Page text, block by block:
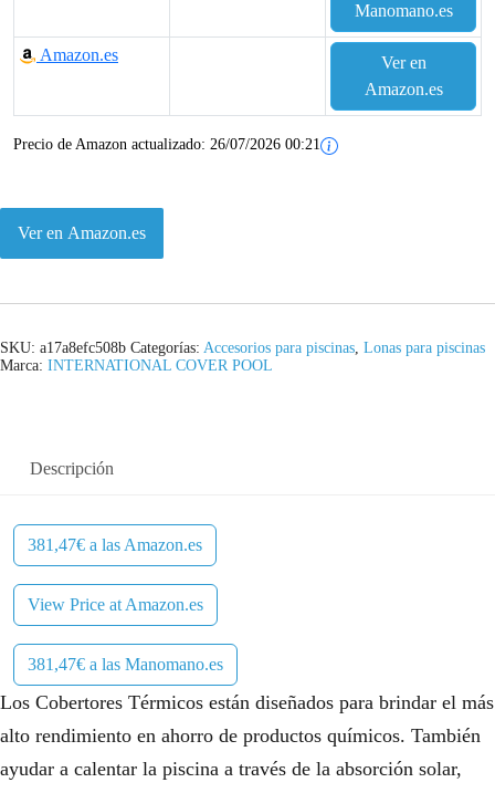
Manomano.es
Amazon.es
Ver en
Amazon.es
Precio de Amazon actualizado: 26/07/2026 00:21
Ver en Amazon.es
SKU: a17a8efc508b Categorías: Accesorios para piscinas, Lonas para piscinas
Marca: INTERNATIONAL COVER POOL
Descripción
381,47€ a las Amazon.es
View Price at Amazon.es
381,47€ a las Manomano.es
Los Cobertores Térmicos están diseñados para brindar el más
alto rendimiento en ahorro de productos químicos. También
ayudar a calentar la piscina a través de la absorción solar,